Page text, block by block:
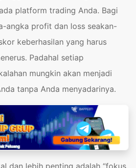
platform trading Anda. Bagi
angka profit dan loss seakan-
keberhasilan yang harus
Padahal setiap
mungkin akan menjadi
tanpa Anda menyadarinya.